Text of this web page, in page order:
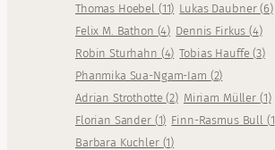
Thomas Hoebel (11) Lukas Daubner(6)
Felix M. Bathon (4) Dennis Firkus(4)
Robin Sturhahn (4) Tobias Hauffe(3)
Phanmika Sua-Ngam-Iam (2)
Adrian Strothotte(2) Miriam Müller (1)
Florian Sander (1) Finn-Rasmus Bull (1
Barbara Kuchler (1)